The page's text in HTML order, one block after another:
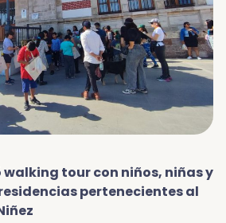
walking tour con niños, niñas y
pertenecientes al